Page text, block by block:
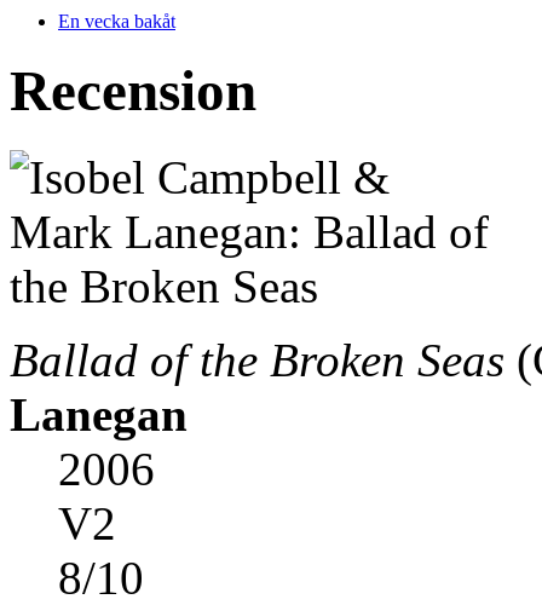
En vecka bakåt
Recension
Ballad of the Broken Seas
Lanegan
2006
V2
8/10